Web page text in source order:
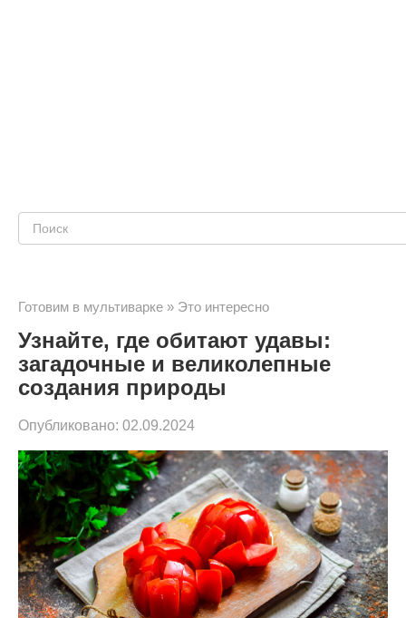
Поиск:
Готовим в мультиварке » Это интересно
Узнайте, где обитают удавы:
загадочные и великолепные
создания природы
Опубликовано: 02.09.2024